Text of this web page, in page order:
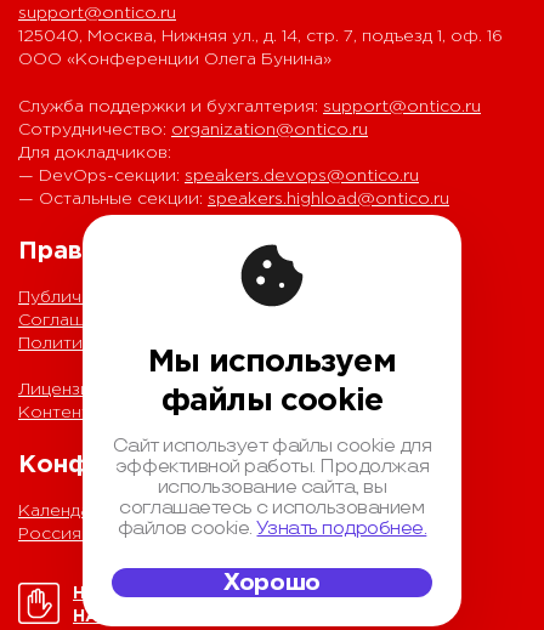
support@ontico.ru
125040, Москва, Нижняя ул., д. 14, стр. 7, подъезд 1, оф. 16
ООО «Конференции Олега Бунина»
Служба поддержки и бухгалтерия: support@ontico.ru
Сотрудничество: organization@ontico.ru
Для докладчиков:
— DevOps-секции: speakers.devops@ontico.ru
— Остальные секции: speakers.highload@ontico.ru
Конференции
Календарь
Россия IV
НОРМЫ ПОВЕДЕНИЯ
НА КОНФЕРЕНЦИИ
Правовая информация
Публичная оферта
Соглашение на обработку персональных данных
Политика обработки персональных данных
Лицензионный договор с Автором
Контентная политика конференции
Мы используем
файлы cookie
Сайт использует файлы cookie для
эффективной работы. Продолжая
использование сайта, вы
соглашаетесь с использованием
файлов cookie.Узнать подробнее.
Хорошо